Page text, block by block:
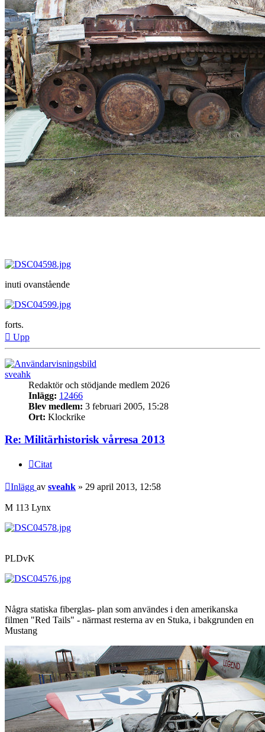
inuti ovanstående
forts.
Upp
sveahk
Redaktör och stödjande medlem 2026
Inlägg: 12466
Blev medlem: 3 februari 2005, 15:28
Ort: Klockrike
Re: Militärhistorisk vårresa 2013
Citat
Inlägg av sveahk » 29 april 2013, 12:58
M 113 Lynx
PLDvK
Några statiska fiberglas- plan som användes i den amerikanska
filmen "Red Tails" - närmast resterna av en Stuka, i bakgrunden en
Mustang